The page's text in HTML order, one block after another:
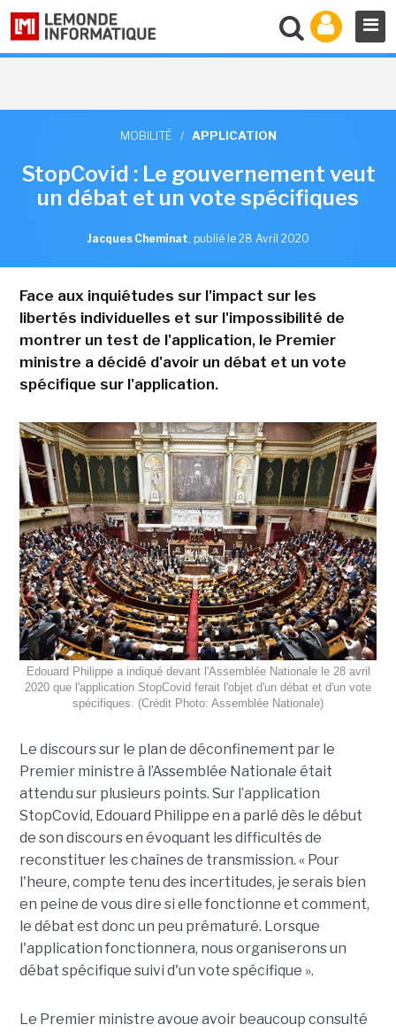
MOBILITÉ / APPLICATION
StopCovid : Le gouvernement veut
un débat et un vote spécifiques
Jacques Cheminat, publié le 28 Avril 2020
Face aux inquiétudes sur l'impact sur les
libertés individuelles et sur l'impossibilité de
montrer un test de l'application, le Premier
ministre a décidé d'avoir un débat et un vote
spécifique sur l'application.
Edouard Philippe a indiqué devant l'Assemblée Nationale le 28 avril
2020 que l'application StopCovid ferait l'objet d'un débat et d'un vote
spécifiques. (Crédit Photo: Assemblée Nationale)
Le discours sur le plan de déconfinement par le
Premier ministre à l’Assemblée Nationale était
attendu sur plusieurs points. Sur l’application
StopCovid, Edouard Philippe en a parlé dès le début
de son discours en évoquant les difficultés de
reconstituer les chaînes de transmission. « Pour
l'heure, compte tenu des incertitudes, je serais bien
en peine de vous dire si elle fonctionne et comment,
le débat est donc un peu prématuré. Lorsque
l'application fonctionnera, nous organiserons un
débat spécifique suivi d'un vote spécifique ».
Le Premier ministre avoue avoir beaucoup consulté